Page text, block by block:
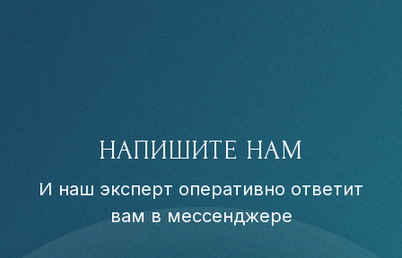
НАПИШИТЕ НАМ
И наш эксперт оперативно ответит
вам в мессенджере